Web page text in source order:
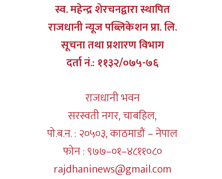
स्व. महेन्द्र शेरचनद्वारा स्थापित
राजधानी न्यूज पब्लिकेशन प्रा. लि.
सूचना तथा प्रशारण विभाग
दर्ता नं.: ११३२/०७५-७६
राजधानी भवन
सरस्वती नगर, चाबहिल,
पो.ब.न. : २०५०३, काठमाडौं – नेपाल
फोन : ९७७–०१–४८११०८०
rajdhaninews@gmail.com